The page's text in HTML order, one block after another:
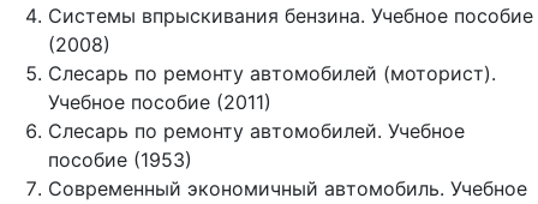
Системы впрыскивания бензина. Учебное пособие
(2008)
Слесарь по ремонту автомобилей (моторист).
Учебное пособие (2011)
Слесарь по ремонту автомобилей. Учебное
пособие (1953)
Современный экономичный автомобиль. Учебное